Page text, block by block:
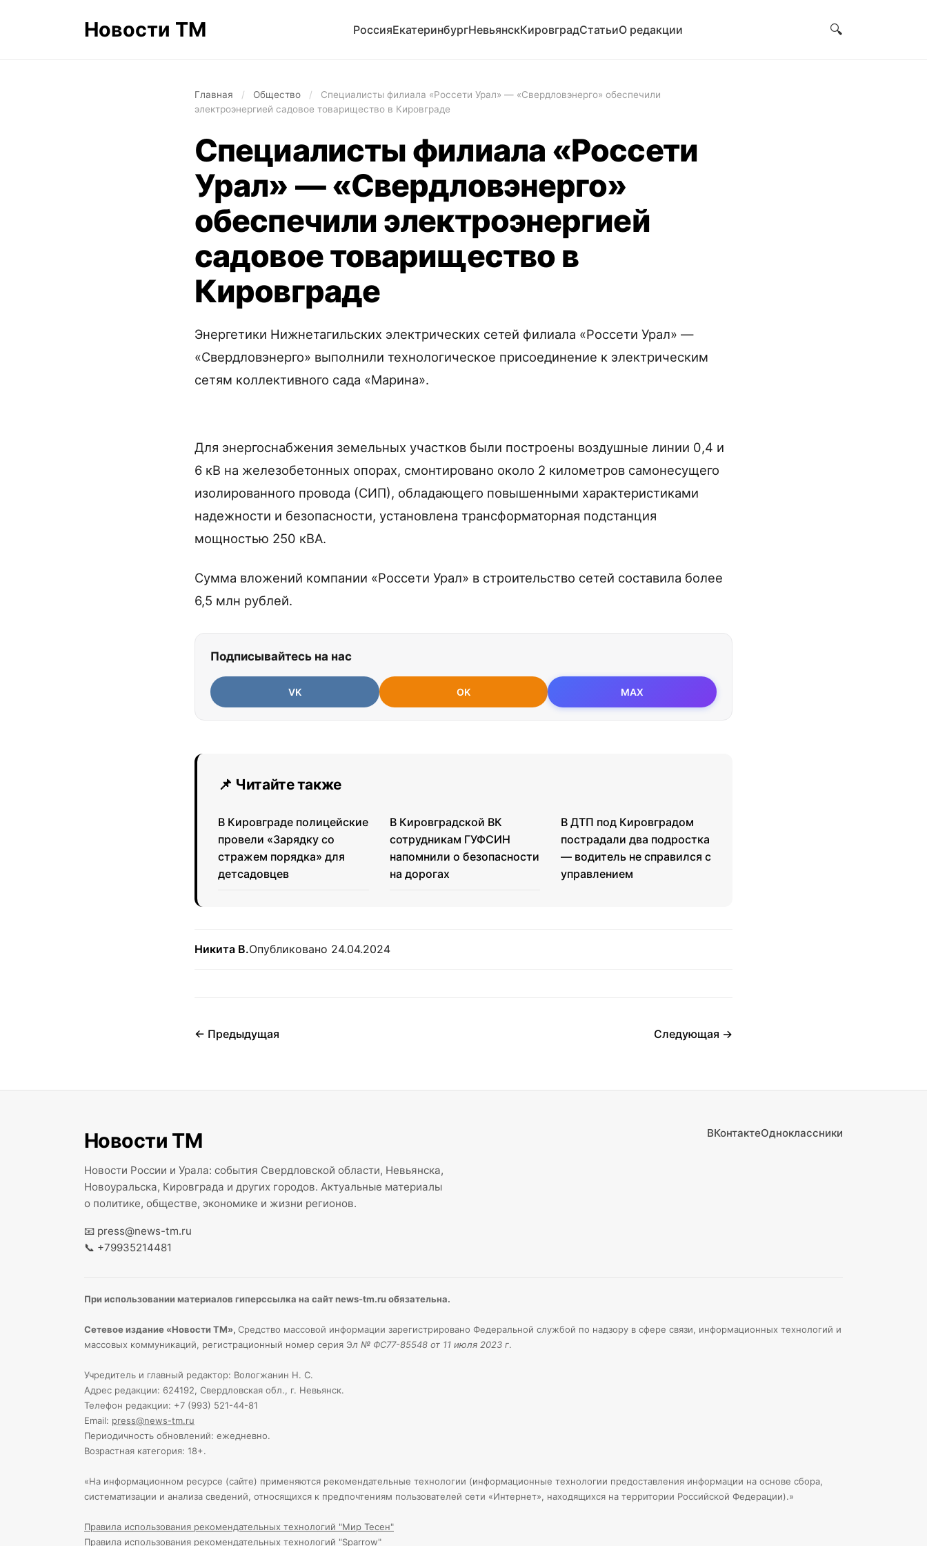
Новости ТМ РоссияЕкатеринбургНевьянскКировградСтатьиО редакции 🔍
Главная / Общество /
Специалисты филиала «Россети Урал» — «Свердловэнерго» обеспечили
электроэнергией садовое товарищество в Кировграде
Специалисты филиала «Россети
Урал» — «Свердловэнерго»
обеспечили электроэнергией
садовое товарищество в
Кировграде
Энергетики Нижнетагильских электрических сетей филиала «Россети Урал» —
«Свердловэнерго» выполнили технологическое присоединение к электрическим
сетям коллективного сада «Марина».
Для энергоснабжения земельных участков были построены воздушные линии 0,4 и
6 кВ на железобетонных опорах, смонтировано около 2 километров самонесущего
изолированного провода (СИП), обладающего повышенными характеристиками
надежности и безопасности, установлена трансформаторная подстанция
мощностью 250 кВА.
Сумма вложений компании «Россети Урал» в строительство сетей составила более
6,5 млн рублей.
Подписывайтесь на нас
VK OK MAX
📌 Читайте также
В Кировграде полицейские
провели «Зарядку со
стражем порядка» для
детсадовцев
В Кировградской ВК
сотрудникам ГУФСИН
напомнили о безопасности
на дорогах
В ДТП под Кировградом
пострадали два подростка
— водитель не справился с
управлением
Никита В.Опубликовано 24.04.2024
← Предыдущая Следующая →
Новости ТМ
Новости России и Урала: события Свердловской области, Невьянска,
Новоуральска, Кировграда и других городов. Актуальные материалы
о политике, обществе, экономике и жизни регионов.
📧 press@news-tm.ru
📞 +79935214481
ВКонтактеОдноклассники
При использовании материалов гиперссылка на сайт news-tm.ru обязательна.
Сетевое издание «Новости ТМ», Средство массовой информации зарегистрировано Федеральной службой по надзору в сфере связи, информационных технологий и
массовых коммуникаций, регистрационный номер серия Эл № ФС77-85548 от 11 июля 2023 г.
Учредитель и главный редактор: Вологжанин Н. С.
Адрес редакции: 624192, Свердловская обл., г. Невьянск.
Телефон редакции: +7 (993) 521-44-81
Email: press@news-tm.ru
Периодичность обновлений: ежедневно.
Возрастная категория: 18+.
«На информационном ресурсе (сайте) применяются рекомендательные технологии (информационные технологии предоставления информации на основе сбора,
систематизации и анализа сведений, относящихся к предпочтениям пользователей сети «Интернет», находящихся на территории Российской Федерации).»
Правила использования рекомендательных технологий "Мир Тесен"
Правила использования рекомендательных технологий "Sparrow"